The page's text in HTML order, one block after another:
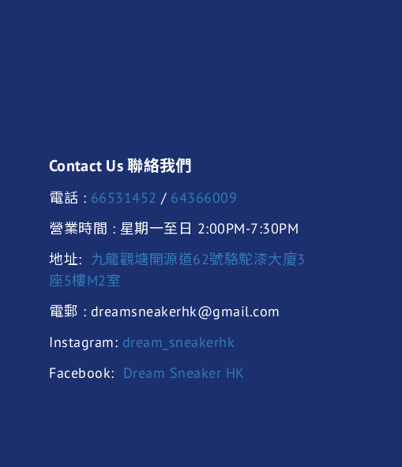
Contact Us 聯絡我們
電話 : 66531452 / 64366009
營業時間 : 星期一至日 2:00PM-7:30PM
地址:
九龍觀塘開源道62號駱駝漆大廈3
座5樓M2室
電郵 : dreamsneakerhk@gmail.com
Instagram: dream_sneakerhk
Facebook: Dream Sneaker HK